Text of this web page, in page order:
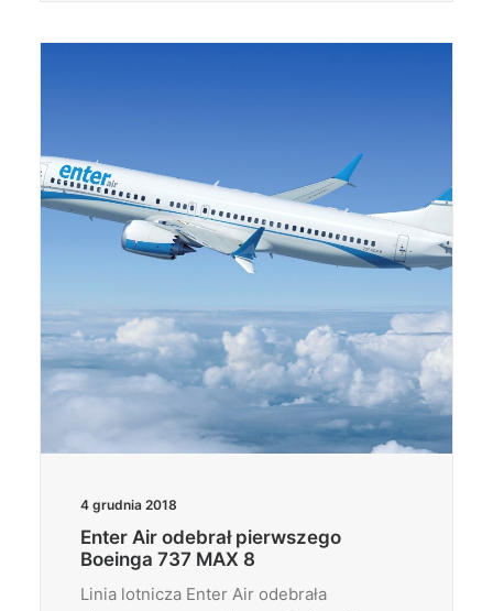
4 grudnia 2018
Enter Air odebrał pierwszego
Boeinga 737 MAX 8
Linia lotnicza Enter Air odebrała